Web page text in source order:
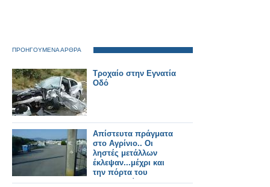
ΠΡΟΗΓΟΥΜΕΝΑ ΑΡΘΡΑ
Τροχαίο στην Εγνατία
Οδό
Απίστευτα πράγματα
στο Αγρίνιο.. Οι
ληστές μετάλλων
έκλεψαν...μέχρι και
την πόρτα του
νεκροταφείου!